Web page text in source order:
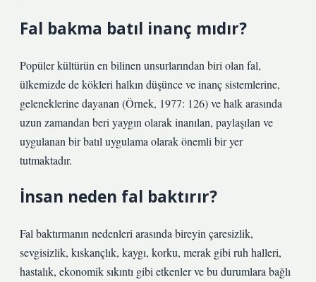
Fal bakma batıl inanç mıdır?
Popüler kültürün en bilinen unsurlarından biri olan fal,
ülkemizde de kökleri halkın düşünce ve inanç sistemlerine,
geleneklerine dayanan (Örnek, 1977: 126) ve halk arasında
uzun zamandan beri yaygın olarak inanılan, paylaşılan ve
uygulanan bir batıl uygulama olarak önemli bir yer
tutmaktadır.
İnsan neden fal baktırır?
Fal baktırmanın nedenleri arasında bireyin çaresizlik,
sevgisizlik, kıskançlık, kaygı, korku, merak gibi ruh halleri,
hastalık, ekonomik sıkıntı gibi etkenler ve bu durumlara bağlı